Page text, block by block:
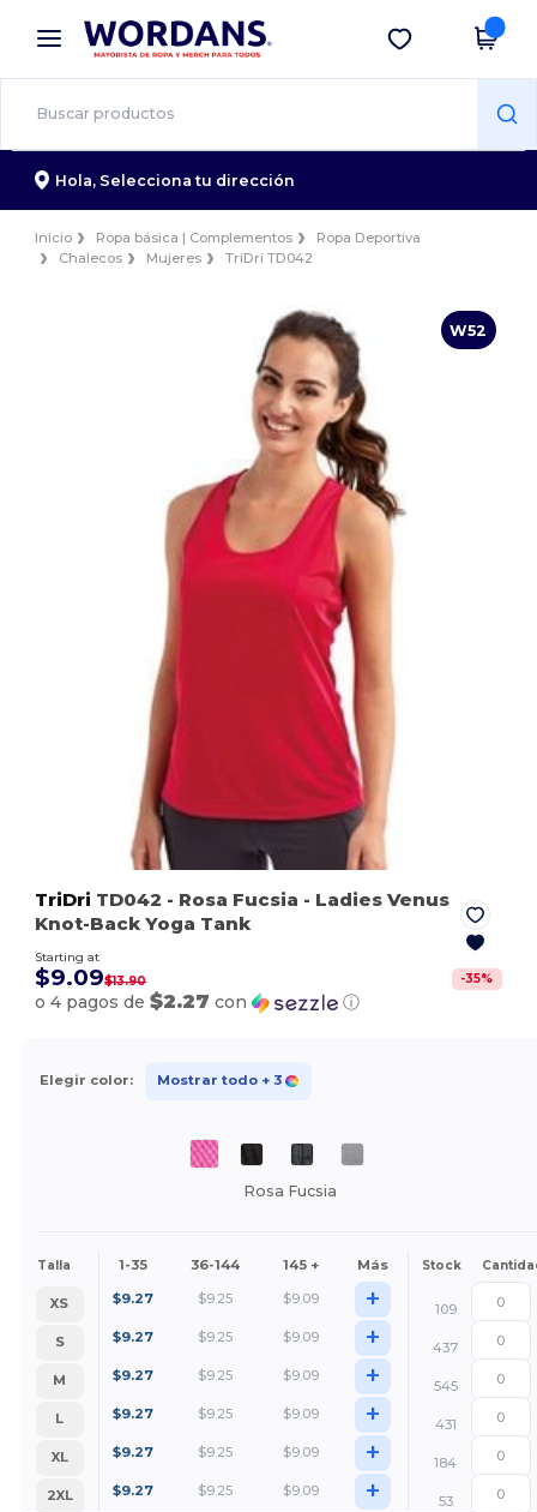
× App de Wordans
¡Mejores precios en app!
Descargar app
Hola, Selecciona tu dirección
Inicio Ropa básica | Complementos
Ropa Deportiva
Chalecos
Mujeres TriDri TD042
W52
TriDri TD042 - Rosa Fucsia - Ladies Venus
Knot-Back Yoga Tank
Starting at
$9.09$13.90 -35%
o 4 pagos de$2.27 con ⓘ
Elegir color: Mostrar todo + 3
Rosa Fucsia
Talla 1-35 36-144 145 + Más Stock
XS $9.27 $9.25 $9.09 +
109
S
$9.27 $9.25 $9.09 +
437
M
$9.27 $9.25 $9.09 +
545
L
$9.27 $9.25 $9.09 +
431
XL
$9.27 $9.25 $9.09 +
184
2XL
$9.27 $9.25 $9.09 + 53